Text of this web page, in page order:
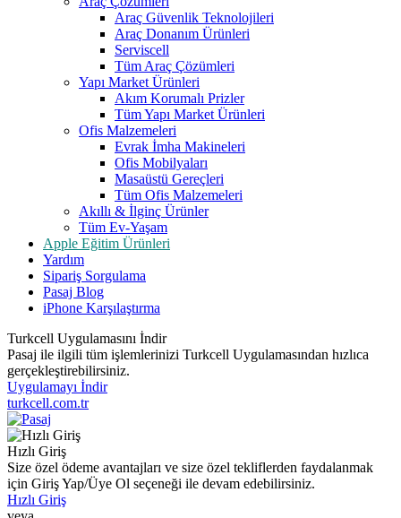
Araç Güvenlik Teknolojileri
Araç Donanım Ürünleri
Serviscell
Tüm Araç Çözümleri
Yapı Market Ürünleri
Akım Korumalı Prizler
Tüm Yapı Market Ürünleri
Ofis Malzemeleri
Evrak İmha Makineleri
Ofis Mobilyaları
Masaüstü Gereçleri
Tüm Ofis Malzemeleri
Akıllı & İlginç Ürünler
Tüm Ev-Yaşam
Apple Eğitim Ürünleri
Yardım
Sipariş Sorgulama
Pasaj Blog
iPhone Karşılaştırma
Turkcell Uygulamasını İndir
Pasaj ile ilgili tüm işlemlerinizi Turkcell Uygulamasından hızlıca
gerçekleştirebilirsiniz.
Uygulamayı İndir
turkcell.com.tr
Hızlı Giriş
Size özel ödeme avantajları ve size özel tekliflerden faydalanmak
için Giriş Yap/Üye Ol seçeneği ile devam edebilirsiniz.
Hızlı Giriş